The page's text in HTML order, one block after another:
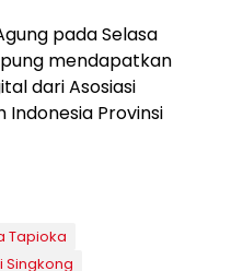
pada Selasa
mendapatkan
dari Asosiasi
Indonesia Provinsi
Tapioka
Singkong